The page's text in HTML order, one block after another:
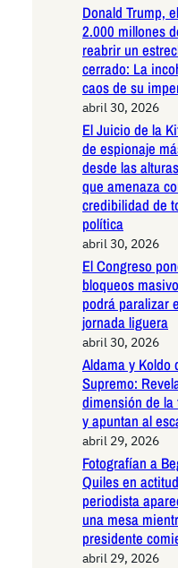
Donald Trump,
2.000 millones
reabrir un
cerrado: La
caos de su
abril 30, 2026
El Juicio de la
de espionaje
desde las
que amenaza
credibilidad de
política
abril 30, 2026
El Congreso
bloqueos
podrá paralizar
jornada liguera
abril 30, 2026
Aldama y Koldo
Supremo:
dimensión de
y apuntan al
abril 29, 2026
Fotografían a
Quiles en
periodista
una mesa
presidente
abril 29, 2026